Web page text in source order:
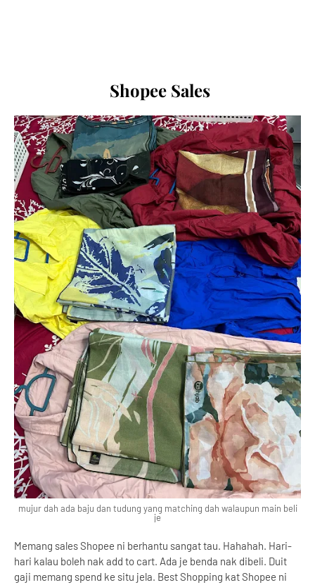
Shopee Sales
mujur dah ada baju dan tudung yang matching dah walaupun main beli
je
Memang sales Shopee ni berhantu sangat tau. Hahahah. Hari-
hari kalau boleh nak add to cart. Ada je benda nak dibeli. Duit
gaji memang spend ke situ jela. Best Shopping kat Shopee ni